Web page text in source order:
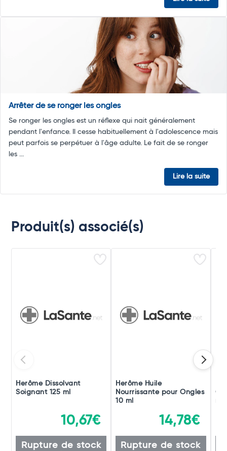
Arrêter de se ronger les ongles
Se ronger les ongles est un réflexe qui nait généralement
pendant l'enfance. Il cesse habituellement à l'adolescence mais
peut parfois se perpétuer à l'âge adulte. Le fait de se ronger
les ...
Lire la suite
Produit(s) associé(s)
Herôme Dissolvant
Soignant 125 ml
10,67€
Rupture de stock
Herôme Huile
Nourrissante pour Ongles
10 ml
14,78€
Rupture de stock